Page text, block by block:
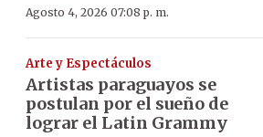
Agosto 4, 2026 07:08 p. m.
Arte y Espectáculos
Artistas paraguayos se
postulan por el sueño de
lograr el Latin Grammy